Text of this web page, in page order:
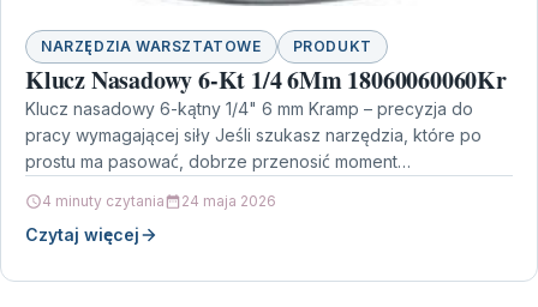
NARZĘDZIA WARSZTATOWE PRODUKT
Klucz Nasadowy 6-Kt 1/4 6Mm 18060060060Kr
Klucz nasadowy 6-kątny 1/4" 6 mm Kramp – precyzja do
pracy wymagającej siły Jeśli szukasz narzędzia, które po
prostu ma pasować, dobrze przenosić moment…
4 minuty czytania 24 maja 2026
Czytaj więcej